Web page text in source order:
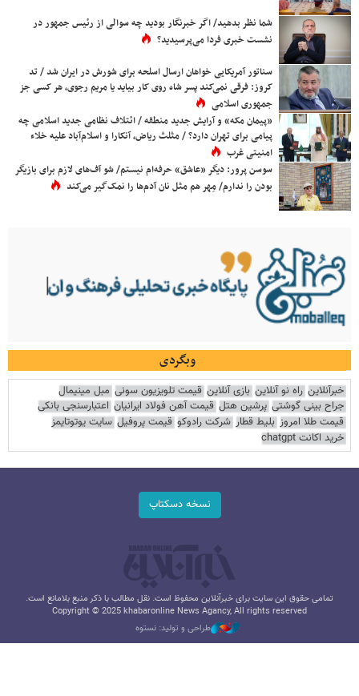
شما نظر بدهید/ اگر خبرنگار بودید چه سوالی از رئیس جمهور در
نشست خبری فردا می‌پرسیدید؟
سناتور آمریکایی خواهان ارسال اسلحه برای شورش در ایران شد / تد
کروز: فرقی نمی‌کند پسر شاه روی کار بیاید یا مریم رجوی، هر کسی جز
جمهوری اسلامی
«پیمان مکه» و آرایش جدید منطقه / ائتلاف نظامی جدید اسلامی چه
پیامی برای تهران دارد؟ / مثلث ریاض، آنکارا و اسلام‌آباد علیه خلاء
امنیتی غرب
سوسن پرور: دیگر «عاشق» حرفه‌ام نیستم/ شو آف‌های لازم برای بازیگر
بودن را ندارم/ مِهر هم مثل نان آدم‌ها را نمک‌گیر می‌کند
وبگردی
خبرآنلاین راه نو آنلاین بازی آنلاین قیمت تلویزیون سونی مبل مینیمال
جراح بینی گوشتی پرشین هتل قیمت آهن فولاد ایرانیان اعتبارسنجی بانکی
قیمت طلا امروز بلیط قطار شرکت رادوکو قیمت پروفیل سایت یوتوتایمز
خرید اکانت chatgpt
نسخه دسکتاپ
تمامی حقوق این سایت برای خبرآنلاین محفوظ است. نقل مطالب با ذکر منبع بلامانع است.
Copyright © 2025 khabaronline News Agancy, All rights reserved
طراحی و تولید: نستوه